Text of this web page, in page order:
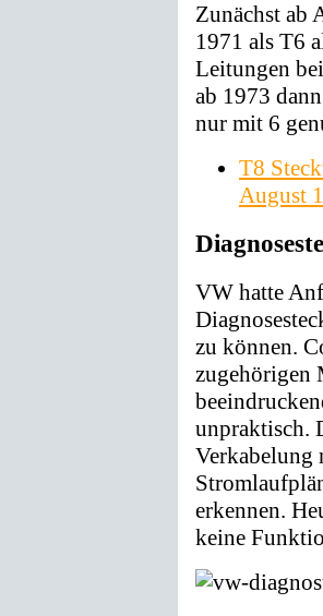
Zunächst ab
1971 als T6
Leitungen
ab 1973
nur mit 6
T8
August
VW hatte
zu können.
zugehörigen
unpraktisch.
Verkabelung
erkennen.
keine